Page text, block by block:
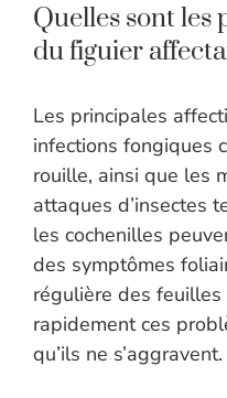
Quelles sont les
du figuier
Les principales
infections fongiques
rouille, ainsi que les
attaques d’insectes
les cochenilles
des symptômes
régulière des
rapidement ces
qu’ils ne s’aggravent.